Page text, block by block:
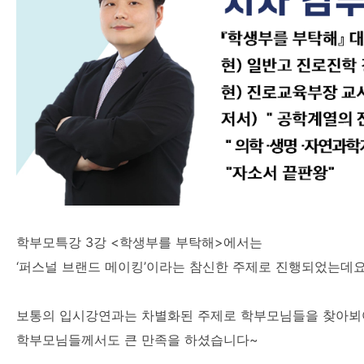
학부모특강 3강 <학생부를 부탁해>에서는
‘퍼스널 브랜드 메이킹’이라는 참신한 주제로 진행되었는데
보통의 입시강연과는 차별화된 주제로 학부모님들을 찾아
학부모님들께서도 큰 만족을 하셨습니다~